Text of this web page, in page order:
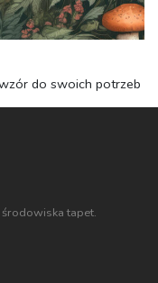
do swoich potrzeb
tapet.